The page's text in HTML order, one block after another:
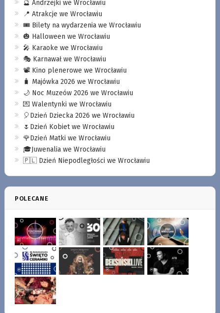
🔮 Andrzejki we Wrocławiu
📍 Atrakcje we Wrocławiu
🎟️ Bilety na wydarzenia we Wrocławiu
🎃 Halloween we Wrocławiu
🎤 Karaoke we Wrocławiu
🎭 Karnawał we Wrocławiu
📽️ Kino plenerowe we Wrocławiu
🧳 Majówka 2026 we Wrocławiu
🌙 Noc Muzeów 2026 we Wrocławiu
💌 Walentynki we Wrocławiu
🎈Dzień Dziecka 2026 we Wrocławiu
🌷Dzień Kobiet we Wrocławiu
🌹Dzień Matki we Wrocławiu
🎓Juwenalia we Wrocławiu
🇵🇱 Dzień Niepodległości we Wrocławiu
POLECANE